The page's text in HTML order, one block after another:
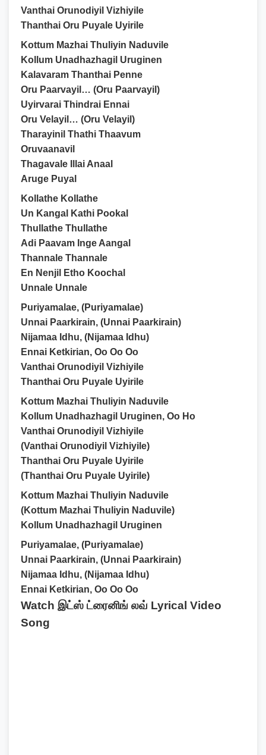
Vanthai Orunodiyil Vizhiyile
Thanthai Oru Puyale Uyirile
Kottum Mazhai Thuliyin Naduvile
Kollum Unadhazhagil Uruginen
Kalavaram Thanthai Penne
Oru Paarvayil… (Oru Paarvayil)
Uyirvarai Thindrai Ennai
Oru Velayil… (Oru Velayil)
Tharayinil Thathi Thaavum
Oruvaanavil
Thagavale Illai Anaal
Aruge Puyal
Kollathe Kollathe
Un Kangal Kathi Pookal
Thullathe Thullathe
Adi Paavam Inge Aangal
Thannale Thannale
En Nenjil Etho Koochal
Unnale Unnale
Puriyamalae, (Puriyamalae)
Unnai Paarkirain, (Unnai Paarkirain)
Nijamaa Idhu, (Nijamaa Idhu)
Ennai Ketkirian, Oo Oo Oo
Vanthai Orunodiyil Vizhiyile
Thanthai Oru Puyale Uyirile
Kottum Mazhai Thuliyin Naduvile
Kollum Unadhazhagil Uruginen, Oo Ho
Vanthai Orunodiyil Vizhiyile
(Vanthai Orunodiyil Vizhiyile)
Thanthai Oru Puyale Uyirile
(Thanthai Oru Puyale Uyirile)
Kottum Mazhai Thuliyin Naduvile
(Kottum Mazhai Thuliyin Naduvile)
Kollum Unadhazhagil Uruginen
Puriyamalae, (Puriyamalae)
Unnai Paarkirain, (Unnai Paarkirain)
Nijamaa Idhu, (Nijamaa Idhu)
Ennai Ketkirian, Oo Oo Oo
Watch இட்ஸ் ட்ரைனிங் லவ் Lyrical Video
Song